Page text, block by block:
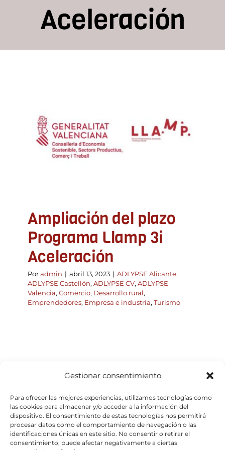
Gestionar consentimiento
Para ofrecer las mejores experiencias, utilizamos tecnologías como
las cookies para almacenar y/o acceder a la información del
dispositivo. El consentimiento de estas tecnologías nos permitirá
procesar datos como el comportamiento de navegación o las
identificaciones únicas en este sitio. No consentir o retirar el
consentimiento, puede afectar negativamente a ciertas
RecursosAceleración
Programa Llamp 3i
Aceleración
ADLYPSE Alicante ADLYPSE Castellón
Ampliación del plazo
Programa Llamp 3i
Aceleración
Poradmin | abril 13, 2023 | ADLYPSE Alicante,
ADLYPSE Castellón, ADLYPSE CV, ADLYPSE
Valencia, Comercio, Desarrollo rural,
Emprendedores, Empresa e industria, Turismo